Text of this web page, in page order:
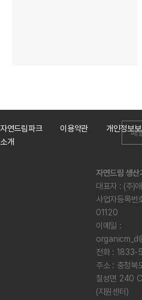
자연드림파크
소개
이용약관 개인정보
자연드림 생
대표자 : (주)
사업자등록
01120
이메일 :
전화 : 1833-
주소 : 충청북
칠성면 240
(지원센터)